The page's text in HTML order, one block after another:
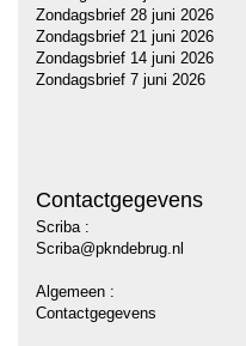
Zondagsbrief 28 juni 2026
Zondagsbrief 21 juni 2026
Zondagsbrief 14 juni 2026
Zondagsbrief 7 juni 2026
Contactgegevens
Scriba :
Scriba@pkndebrug.nl
Algemeen :
Contactgegevens